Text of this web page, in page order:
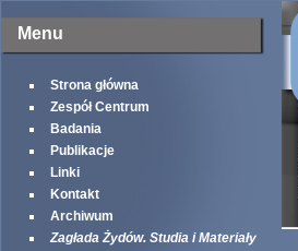
Menu
Strona główna
Zespół Centrum
Badania
Publikacje
Linki
Kontakt
Archiwum
Zagłada Żydów. Studia i Materiały